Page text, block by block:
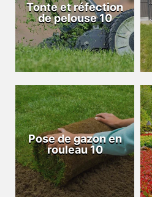
Tonte et réfection
de pelouse 10
Pose de gazon en
rouleau 10